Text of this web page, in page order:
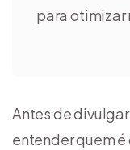
para otimizar
Antes de
entender quem é